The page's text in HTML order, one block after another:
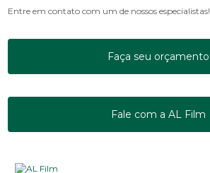
Entre em contato com um de nossos especialistas!
Faça seu orçamento
Fale com a AL Film